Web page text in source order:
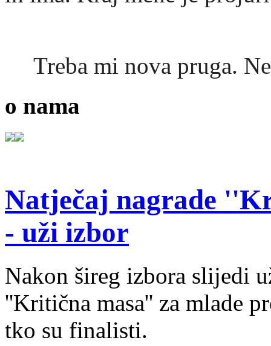
Treba mi nova pruga.
o nama
Natječaj nagrade
- uži izbor
Nakon šireg izbora slijedi
''Kritična masa'' za mlade
tko su finalisti.